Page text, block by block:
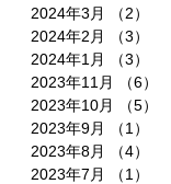
2024年3月
（2）
2024年2月
（3）
2024年1月
（3）
2023年11月
（6）
2023年10月
（5）
2023年9月
（1）
2023年8月
（4）
2023年7月
（1）